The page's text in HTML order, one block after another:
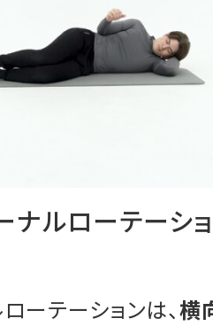
ナルローテーシ
ーテーションは、横